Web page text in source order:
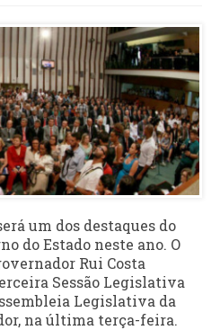
um dos destaques do
do Estado neste ano. O
Rui Costa
Sessão Legislativa
Legislativa da
na última terça-feira.